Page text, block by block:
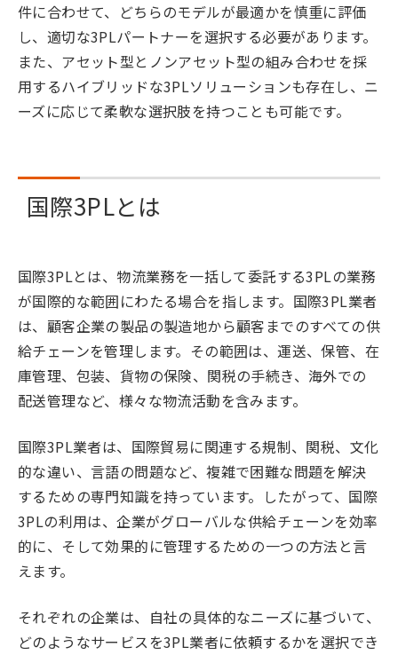
件に合わせて、どちらのモデルが最適かを慎重に評価
し、適切な3PLパートナーを選択する必要があります。
また、アセット型とノンアセット型の組み合わせを採
用するハイブリッドな3PLソリューションも存在し、ニ
ーズに応じて柔軟な選択肢を持つことも可能です。
国際3PLとは
国際3PLとは、物流業務を一括して委託する3PLの業務
が国際的な範囲にわたる場合を指します。国際3PL業者
は、顧客企業の製品の製造地から顧客までのすべての供
給チェーンを管理します。その範囲は、運送、保管、在
庫管理、包装、貨物の保険、関税の手続き、海外での
配送管理など、様々な物流活動を含みます。
国際3PL業者は、国際貿易に関連する規制、関税、文化
的な違い、言語の問題など、複雑で困難な問題を解決
するための専門知識を持っています。したがって、国際
3PLの利用は、企業がグローバルな供給チェーンを効率
的に、そして効果的に管理するための一つの方法と言
えます。
それぞれの企業は、自社の具体的なニーズに基づいて、
どのようなサービスを3PL業者に依頼するかを選択でき